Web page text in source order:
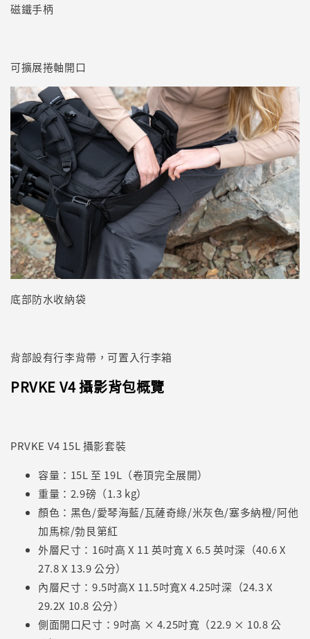
磁鐵手柄
可擴展捲軸開口
底部防水收納袋
背部設有行李背帶，可置入行李箱
PRVKE V4 攝影背包概覽
PRVKE V4 15L 攝影套裝
容量：15L 至 19L（卷頂完全展開）
重量：2.9磅（1.3 kg）
顏色：黑色/愛琴海藍/瓦薩奇綠/米灰色/塞多納橙/阿他
加馬棕/勃艮第紅
外層尺寸：16吋高 X 11 英吋寬 X 6.5 英吋深（40.6 X
27.8 X 13.9 公分）
內層尺寸：9.5吋高X 11.5吋寬X 4.25吋深（24.3 X
29.2X 10.8 公分）
側面開口尺寸：9吋高 × 4.25吋寬（22.9 × 10.8 公